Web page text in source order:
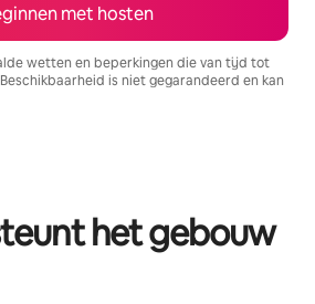
met hosten
wetten en beperkingen die van tijd tot
is niet gegarandeerd en kan
het gebouw